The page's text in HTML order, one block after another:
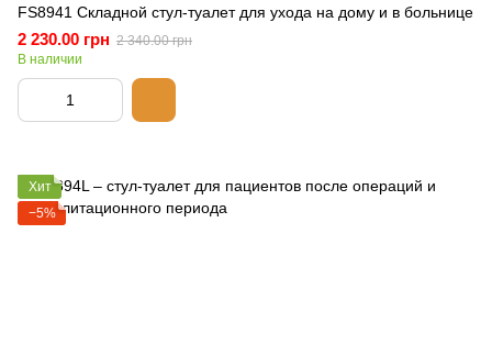
FS8941 Складной стул-туалет для ухода на дому и в больнице
2 230.00 грн 2 340.00 грн
В наличии
Хит
−5%